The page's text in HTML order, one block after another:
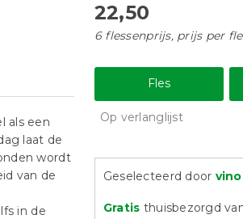
als een
laat de
wordt
van de
in de
22,50
6 flessenprijs, prijs per
Fles
Op verlanglijst
Geselecteerd door
Gratis thuisbezorgd